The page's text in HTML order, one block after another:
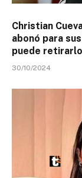
Christian
abonó para
puede
30/10/2024